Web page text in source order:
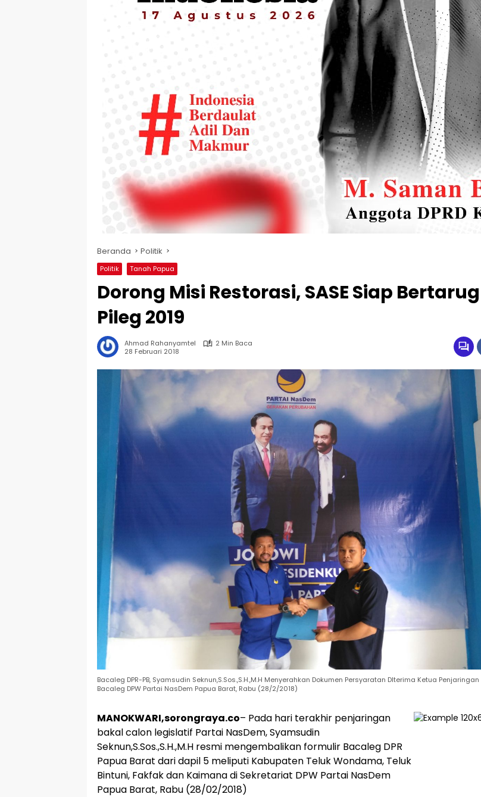
Beranda Politik
Politik Tanah Papua
Dorong Misi Restorasi, SASE Siap Bertarug
Pileg 2019
Ahmad Rahanyamtel
2 Min Baca
28 Februari 2018
Bacaleg DPR-PB, Syamsudin Seknun,S.Sos.,S.H.,M.H Menyerahkan Dokumen Persyaratan DIterima Ketua Penjaringan
Bacaleg DPW Partai NasDem Papua Barat, Rabu (28/2/2018)
MANOKWARI,sorongraya.co– Pada hari terakhir penjaringan
bakal calon legislatif Partai NasDem, Syamsudin
Seknun,S.Sos.,S.H.,M.H resmi mengembalikan formulir Bacaleg DPR
Papua Barat dari dapil 5 meliputi Kabupaten Teluk Wondama, Teluk
Bintuni, Fakfak dan Kaimana di Sekretariat DPW Partai NasDem
Papua Barat, Rabu (28/02/2018)